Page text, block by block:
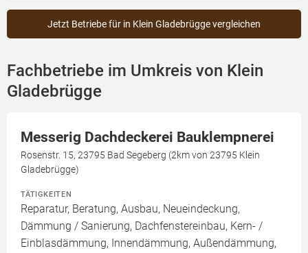
Jetzt Betriebe für in Klein Gladebrügge vergleichen
Fachbetriebe im Umkreis von Klein
Gladebrügge
Messerig Dachdeckerei Bauklempnerei
Rosenstr. 15, 23795 Bad Segeberg (2km von 23795 Klein
Gladebrügge)
TÄTIGKEITEN
Reparatur, Beratung, Ausbau, Neueindeckung,
Dämmung / Sanierung, Dachfenstereinbau, Kern- /
Einblasdämmung, Innendämmung, Außendämmung,